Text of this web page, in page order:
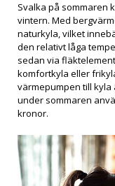
Svalka på sommaren
vintern. Med
naturkyla, vilket
den relativt låga
sedan via
komfortkyla eller
värmepumpen till kyla
under sommaren
kronor.